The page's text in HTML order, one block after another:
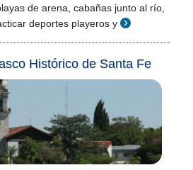
de arena, cabañas junto al río,
deportes playeros y
Histórico de Santa Fe